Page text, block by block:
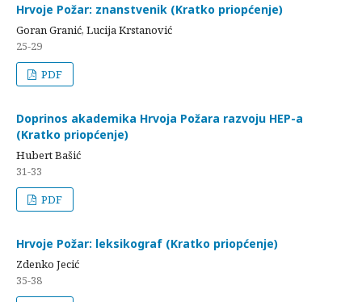
Hrvoje Požar: znanstvenik (Kratko priopćenje)
Goran Granić, Lucija Krstanović
25-29
PDF
Doprinos akademika Hrvoja Požara razvoju HEP-a
(Kratko priopćenje)
Hubert Bašić
31-33
PDF
Hrvoje Požar: leksikograf (Kratko priopćenje)
Zdenko Jecić
35-38